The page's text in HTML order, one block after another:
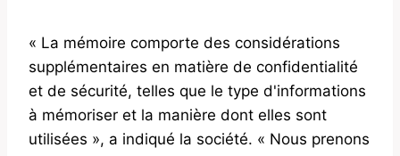
« La mémoire comporte des considérations
supplémentaires en matière de confidentialité
et de sécurité, telles que le type d'informations
à mémoriser et la manière dont elles sont
utilisées », a indiqué la société. « Nous prenons